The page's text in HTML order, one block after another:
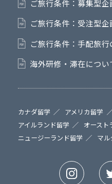
ご旅行条件：募集型
ご旅行条件：受注型
ご旅行条件：手配旅行
海外研修・滞在につ
カナダ留学 アメリカ留学
アイルランド留学
オースト
ニュージーランド留学
マ